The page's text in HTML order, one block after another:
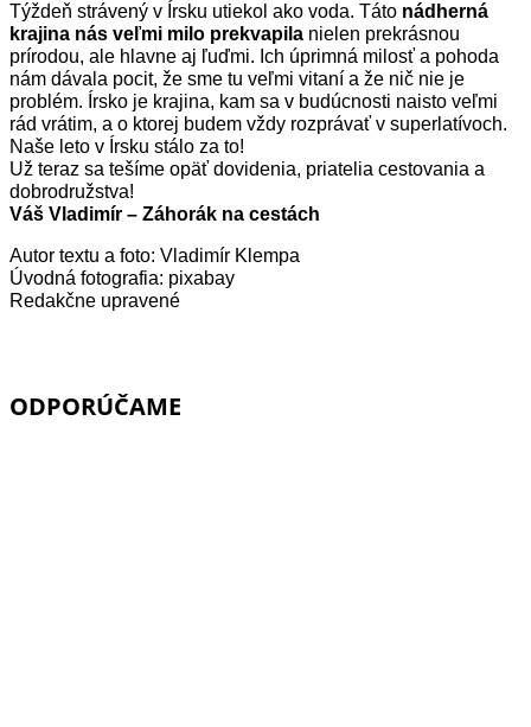
Týždeň strávený v Írsku utiekol ako voda. Táto nádherná
krajina nás veľmi milo prekvapila nielen prekrásnou
prírodou, ale hlavne aj ľuďmi. Ich úprimná milosť a pohoda
nám dávala pocit, že sme tu veľmi vitaní a že nič nie je
problém. Írsko je krajina, kam sa v budúcnosti naisto veľmi
rád vrátim, a o ktorej budem vždy rozprávať v superlatívoch.
Naše leto v Írsku stálo za to!
Už teraz sa tešíme opäť dovidenia, priatelia cestovania a
dobrodružstva!
Váš Vladimír – Záhorák na cestách
Autor textu a foto: Vladimír Klempa
Úvodná fotografia: pixabay
Redakčne upravené
ODPORÚČAME